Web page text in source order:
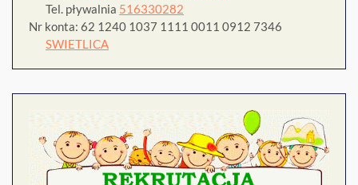
Tel. pływalnia 516330282
Nr konta: 62 1240 1037 1111 0011 0912 7346
SWIETLICA